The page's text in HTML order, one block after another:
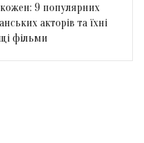
кожен: 9 популярних
акторів та їхні
фільми